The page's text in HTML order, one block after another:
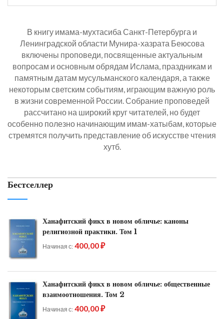
В книгу имама-мухтасиба Санкт-Петербурга и
Ленинградской области Мунира-хазрата Беюсова
включены проповеди, посвященные актуальным
вопросам и основным обрядам Ислама, праздникам и
памятным датам мусульманского календаря, а также
некоторым светским событиям, играющим важную роль
в жизни современной России. Собрание проповедей
рассчитано на широкий круг читателей, но будет
особенно полезно начинающим имам-хатыбам, которые
стремятся получить представление об искусстве чтения
хутб.
Бестселлер
Ханафитский фикх в новом обличье: каноны
религиозной практики. Том 1
Начиная с 400,00 ₽
Ханафитский фикх в новом обличье: общественные
взаимоотношения. Том 2
Начиная с 400,00 ₽